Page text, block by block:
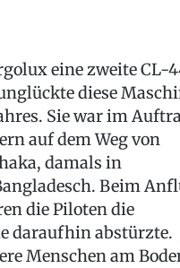
eine zweite CL-
diese
Sie war im
auf dem Weg von
damals in
Beim
die Piloten die
daraufhin abstürzte.
Menschen am